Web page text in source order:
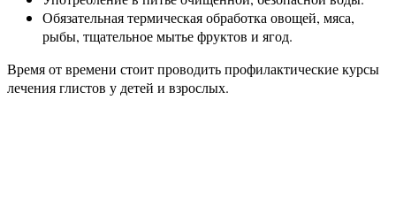
Обязательная термическая обработка овощей, мяса,
рыбы, тщательное мытье фруктов и ягод.
Время от времени стоит проводить профилактические курсы
лечения глистов у детей и взрослых.